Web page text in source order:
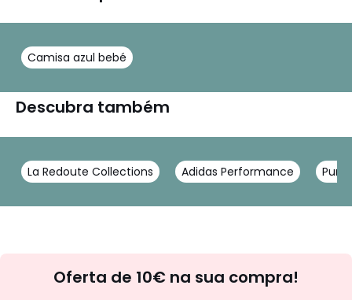
Camisa azul bebé
Descubra também
La Redoute Collections Adidas Performance
Oferta de 10€ na sua compra!